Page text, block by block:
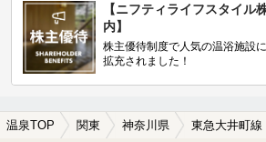
【ニフティライフスタイル
内】
株主優待制度で人気の温浴施設
拡充されました！
温泉TOP 関東 神奈川県 東急大井町線